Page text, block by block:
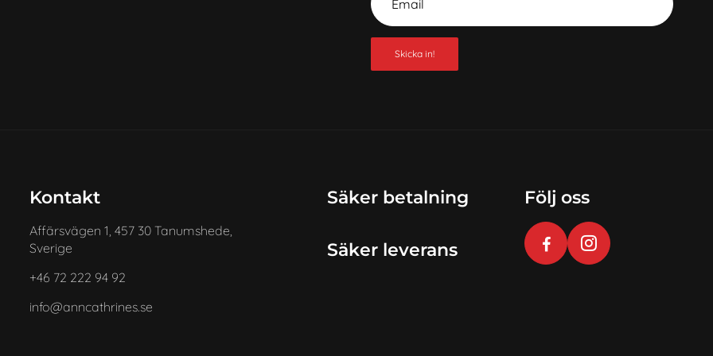
Skicka in!
Kontakt
Affärsvägen 1, 457 30 Tanumshede,
Sverige
+46 72 222 94 92
info@anncathrines.se
Säker betalning
Säker leverans
Följ oss